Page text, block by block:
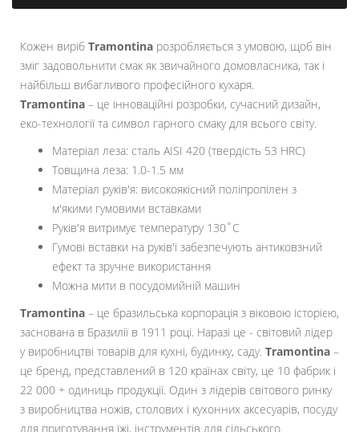
Кожен виріб Tramontina розробляється з умовою, щоб він
зміг задовольнити смак як звичайного домовласника, так і
найбільш вибагливого професійного кухаря.
Tramontina – це інноваційні розробки, сучасний дизайн,
еко-технології та символ гарного смаку для всього світу.
Матеріал леза: сталь AISI 420 (твердість 53 HRC)
Товщина леза: 1.0-1.5 мм
Матеріал руків'я: високоякісний поліпропілен з
м'якими гумовими вставками
Руків'я витримує температуру 130˚С
Гумові вставки на руків'ї забезпечують антиковзний
ефект та зручне використання
Можна мити в посудомийній машин
Tramontina – це бразильська корпорація з віковою історією,
заснована в Бразилії в 1911 році. Наразі це - світовий лідер
у виробництві товарів для кухні, будинку, саду. Tramontina –
це бренд, представлений в 120 країнах світу, це 10 фабрик і
22 000 + одиниць продукції. Один з лідерів світового ринку
з виробництва ножів, столових і кухонних аксесуарів, посуду
для приготування їжі, інструментів для сільського